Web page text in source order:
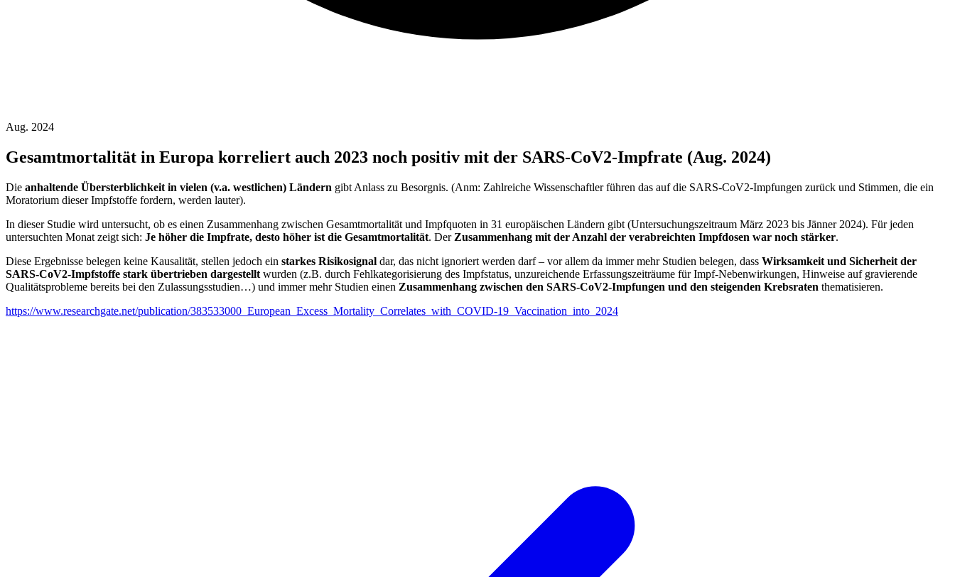
Aug. 2024
Gesamtmortalität in Europa korreliert auch 2023 noch positiv mit der SARS-CoV2-Impfrate (Aug. 2024)
Die anhaltende Übersterblichkeit in vielen (v.a. westlichen) Ländern gibt Anlass zu Besorgnis. (Anm: Zahlreiche Wissenschaftler führen das auf die SARS-CoV2-Impfungen zurück und Stimmen, die ein
Moratorium dieser Impfstoffe fordern, werden lauter).
In dieser Studie wird untersucht, ob es einen Zusammenhang zwischen Gesamtmortalität und Impfquoten in 31 europäischen Ländern gibt (Untersuchungszeitraum März 2023 bis Jänner 2024). Für jeden
untersuchten Monat zeigt sich: Je höher die Impfrate, desto höher ist die Gesamtmortalität. Der Zusammenhang mit der Anzahl der verabreichten Impfdosen war noch stärker.
Diese Ergebnisse belegen keine Kausalität, stellen jedoch ein starkes Risikosignal dar, das nicht ignoriert werden darf – vor allem da immer mehr Studien belegen, dass Wirksamkeit und Sicherheit der
SARS-CoV2-Impfstoffe stark übertrieben dargestellt wurden (z.B. durch Fehlkategorisierung des Impfstatus, unzureichende Erfassungszeiträume für Impf-Nebenwirkungen, Hinweise auf gravierende
Qualitätsprobleme bereits bei den Zulassungsstudien…) und immer mehr Studien einen Zusammenhang zwischen den SARS-CoV2-Impfungen und den steigenden Krebsraten thematisieren.
https://www.researchgate.net/publication/383533000_European_Excess_Mortality_Correlates_with_COVID-19_Vaccination_into_2024